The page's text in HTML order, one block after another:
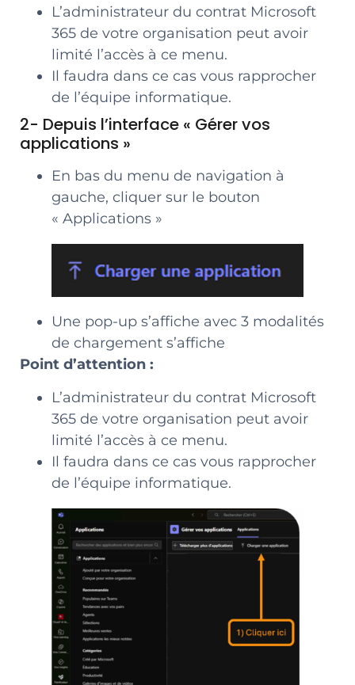
L’administrateur du contrat Microsoft
365 de votre organisation peut avoir
limité l’accès à ce menu.
Il faudra dans ce cas vous rapprocher
de l’équipe informatique.
2- Depuis l’interface « Gérer vos
applications »
En bas du menu de navigation à
gauche, cliquer sur le bouton
« Applications »
Une pop-up s’affiche avec 3 modalités
de chargement s’affiche
Point d’attention :
L’administrateur du contrat Microsoft
365 de votre organisation peut avoir
limité l’accès à ce menu.
Il faudra dans ce cas vous rapprocher
de l’équipe informatique.